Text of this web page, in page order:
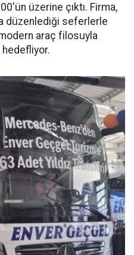
üzerine çıktı. Firma,
düzenlediği seferlerle
araç filosuyla